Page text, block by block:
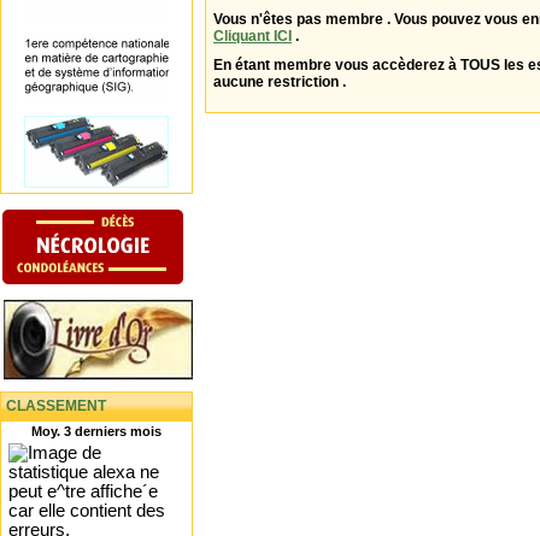
CLASSEMENT
Moy. 3 derniers mois
Vous n'êtes pas membre . Vous pouvez vous
Cliquant ICI .
En étant membre vous accèderez à TOUS les
aucune restriction .